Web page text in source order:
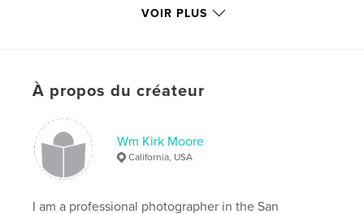
Format paysage, 25×20 cm
Langue
Mots-clés
sand dunes
VOIR PLUS
À propos du créateur
Wm Kirk Moore
California, USA
I am a professional photographer in the San